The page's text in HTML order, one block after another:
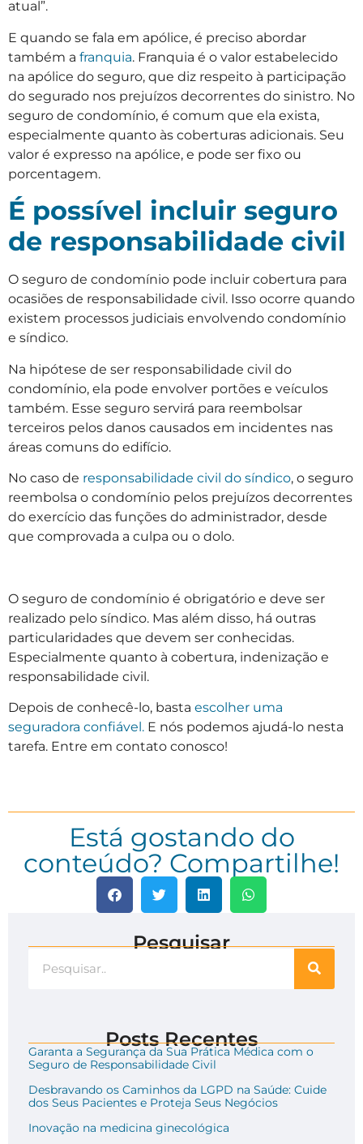
atual”.
E quando se fala em apólice, é preciso abordar
também a franquia. Franquia é o valor estabelecido
na apólice do seguro, que diz respeito à participação
do segurado nos prejuízos decorrentes do sinistro. No
seguro de condomínio, é comum que ela exista,
especialmente quanto às coberturas adicionais. Seu
valor é expresso na apólice, e pode ser fixo ou
porcentagem.
É possível incluir seguro
de responsabilidade civil
O seguro de condomínio pode incluir cobertura para
ocasiões de responsabilidade civil. Isso ocorre quando
existem processos judiciais envolvendo condomínio
e síndico.
Na hipótese de ser responsabilidade civil do
condomínio, ela pode envolver portões e veículos
também. Esse seguro servirá para reembolsar
terceiros pelos danos causados em incidentes nas
áreas comuns do edifício.
No caso de responsabilidade civil do síndico, o seguro
reembolsa o condomínio pelos prejuízos decorrentes
do exercício das funções do administrador, desde
que comprovada a culpa ou o dolo.
O seguro de condomínio é obrigatório e deve ser
realizado pelo síndico. Mas além disso, há outras
particularidades que devem ser conhecidas.
Especialmente quanto à cobertura, indenização e
responsabilidade civil.
Depois de conhecê-lo, basta escolher uma
seguradora confiável. E nós podemos ajudá-lo nesta
tarefa. Entre em contato conosco!
Está gostando do
conteúdo? Compartilhe!
Pesquisar
Posts Recentes
Garanta a Segurança da Sua Prática Médica com o
Seguro de Responsabilidade Civil
Desbravando os Caminhos da LGPD na Saúde: Cuide
dos Seus Pacientes e Proteja Seus Negócios
Inovação na medicina ginecológica